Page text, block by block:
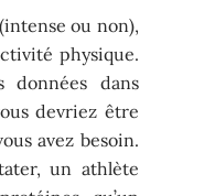
ou non),
physique.
données dans
devriez être
avez besoin.
un athlète